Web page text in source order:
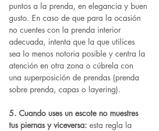
puntos a la prenda, en elegancia y buen
gusto. En caso de que para la ocasión
no cuentes con la prenda interior
adecuada, intenta que la que utilices
sea lo menos notoria posible y centra la
atención en otra zona o cúbrela con
una superposición de prendas (prenda
sobre prenda, capas o layering).
5. Cuando uses un escote no muestres
tus piernas y viceversa: esta regla la